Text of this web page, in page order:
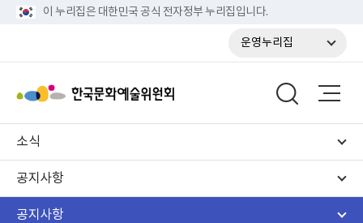
이 누리집은 대한민국 공식 전자정부 누리집입니다.
운영누리집
소식
공지사항
공지사항